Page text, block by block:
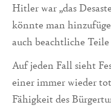
Hitler war „das
könnte man
auch beachtliche
Auf jeden Fall sieht
einer immer wieder
Fähigkeit des